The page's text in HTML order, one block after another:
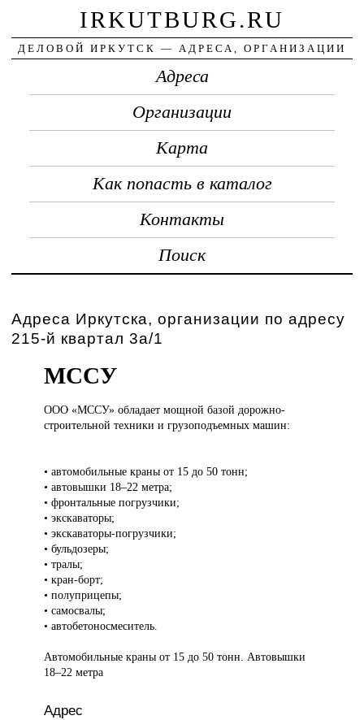
IRKUTBURG.RU
ДЕЛОВОЙ ИРКУТСК — АДРЕСА, ОРГАНИЗАЦИИ
Адреса
Организации
Карта
Как попасть в каталог
Контакты
Поиск
Адреса Иркутска, организации по адресу
215-й квартал 3а/1
МССУ
ООО «МССУ»обладает мощной базой дорожно-
строительной техники и грузоподъемных машин:
• автомобильные краны от 15 до 50 тонн;
• автовышки 18–22 метра;
• фронтальные погрузчики;
• экскаваторы;
• экскаваторы-погрузчики;
• бульдозеры;
• тралы;
• кран-борт;
• полуприцепы;
• самосвалы;
• автобетоносмеситель.
Автомобильные краны от 15 до 50 тонн. Автовышки
18–22 метра
Адрес